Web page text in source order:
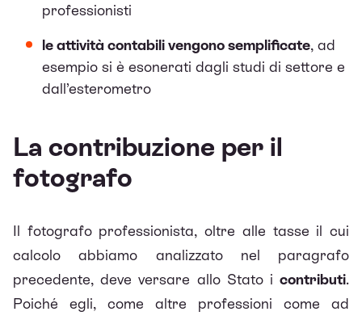
professionisti
le attività contabili vengono semplificate, ad
esempio si è esonerati dagli studi di settore e
dall’esterometro
La contribuzione per il
fotografo
Il fotografo professionista, oltre alle tasse il cui
calcolo abbiamo analizzato nel paragrafo
precedente, deve versare allo Stato i contributi.
Poiché egli, come altre professioni come ad